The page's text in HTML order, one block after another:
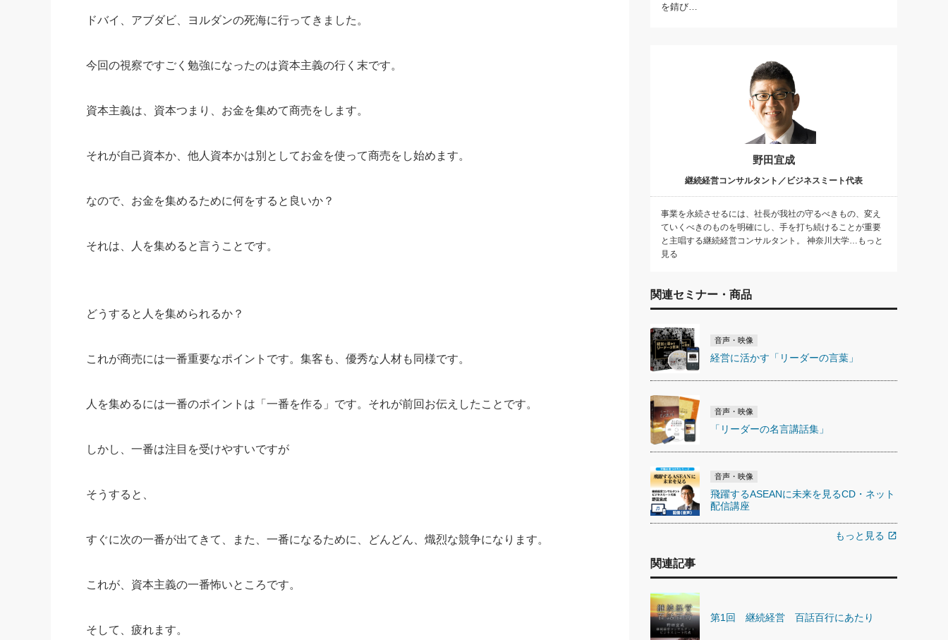
ドバイ、アブダビ、ヨルダンの死海に行ってきました。
今回の視察ですごく勉強になったのは資本主義の行く末です。
資本主義は、資本つまり、お金を集めて商売をします。
それが自己資本か、他人資本かは別としてお金を使って商売をし始めます。
なので、お金を集めるために何をすると良いか？
それは、人を集めると言うことです。
どうすると人を集められるか？
これが商売には一番重要なポイントです。集客も、優秀な人材も同様です。
人を集めるには一番のポイントは「一番を作る」です。それが前回お伝えしたことです。
しかし、一番は注目を受けやすいですが
そうすると、
すぐに次の一番が出てきて、また、一番になるために、どんどん、熾烈な競争になります。
これが、資本主義の一番怖いところです。
そして、疲れます。
を錆び…
野田宜成
継続経営コンサルタント／ビジネスミート代表
事業を永続させるには、社長が我社の守るべきもの、変え
ていくべきのものを明確にし、手を打ち続けることが重要
と主唱する継続経営コンサルタント。 神奈川大学…もっと
見る
関連セミナー・商品
音声・映像
経営に活かす「リーダーの言葉」
音声・映像
「リーダーの名言講話集」
音声・映像
飛躍するASEANに未来を見るCD・ネット
配信講座
もっと見る open_in_new
関連記事
第1回 継続経営 百話百行にあたり